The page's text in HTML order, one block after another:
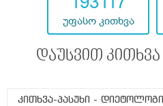
უფასო კითხვა
დაუსვით კითხვა
კითხვა-პასუხი -